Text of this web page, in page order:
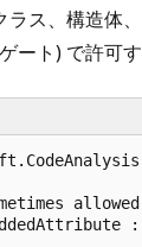
ラス、構造体
ート) で許可
allowed.